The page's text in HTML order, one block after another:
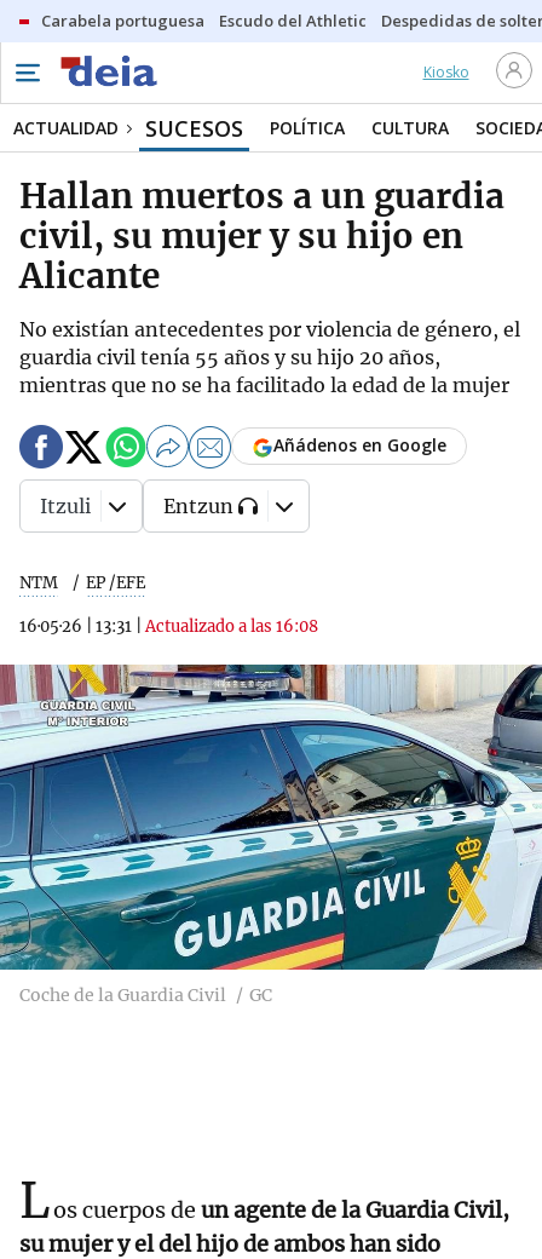
Carabela portuguesa Escudo del Athletic Despedidas de
Kiosko
ACTUALIDAD SUCESOS POLÍTICA CULTURA
Hallan muertos a un guardia
civil, su mujer y su hijo en
Alicante
No existían antecedentes por violencia de género, el
guardia civil tenía 55 años y su hijo 20 años,
mientras que no se ha facilitado la edad de la mujer
NTM EP /EFE
16·05·26 13:31 |Actualizado a las 16:08
Añádenos en Google
Itzuli Entzun
Coche de la Guardia Civil GC
Los cuerpos de un agente de la Guardia Civil,
su mujer y el del hijo de ambos han sido